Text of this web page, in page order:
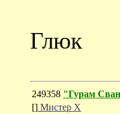
Глюк
249358 "Гурам
[] Мистер Х